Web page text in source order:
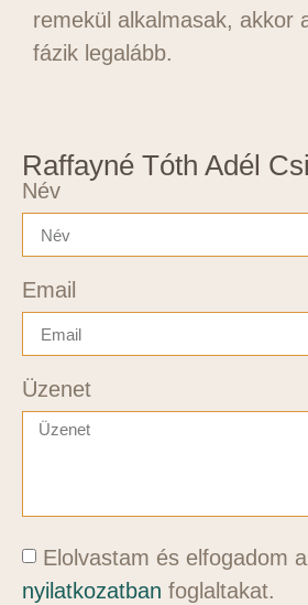
remekül alkalmasak, akkor
fázik legalább.
Raffayné Tóth Adél
Név
Email
Üzenet
Elolvastam és elfogadom
nyilatkozatban foglaltakat.